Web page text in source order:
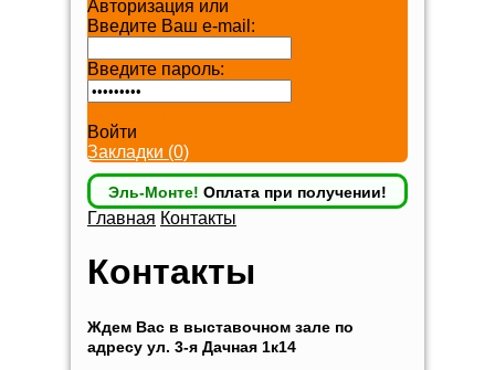
Авторизация или
Введите Ваш e-mail:
Введите пароль:
Войти
Закладки (0)
Эль-Монте! Оплата при получении!
Главная Контакты
Контакты
Ждем Вас в выставочном зале по
адресу ул. 3-я Дачная 1к14